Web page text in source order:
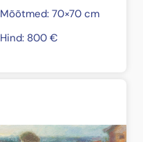
Mõõtmed: 70×70 cm
Hind: 800€